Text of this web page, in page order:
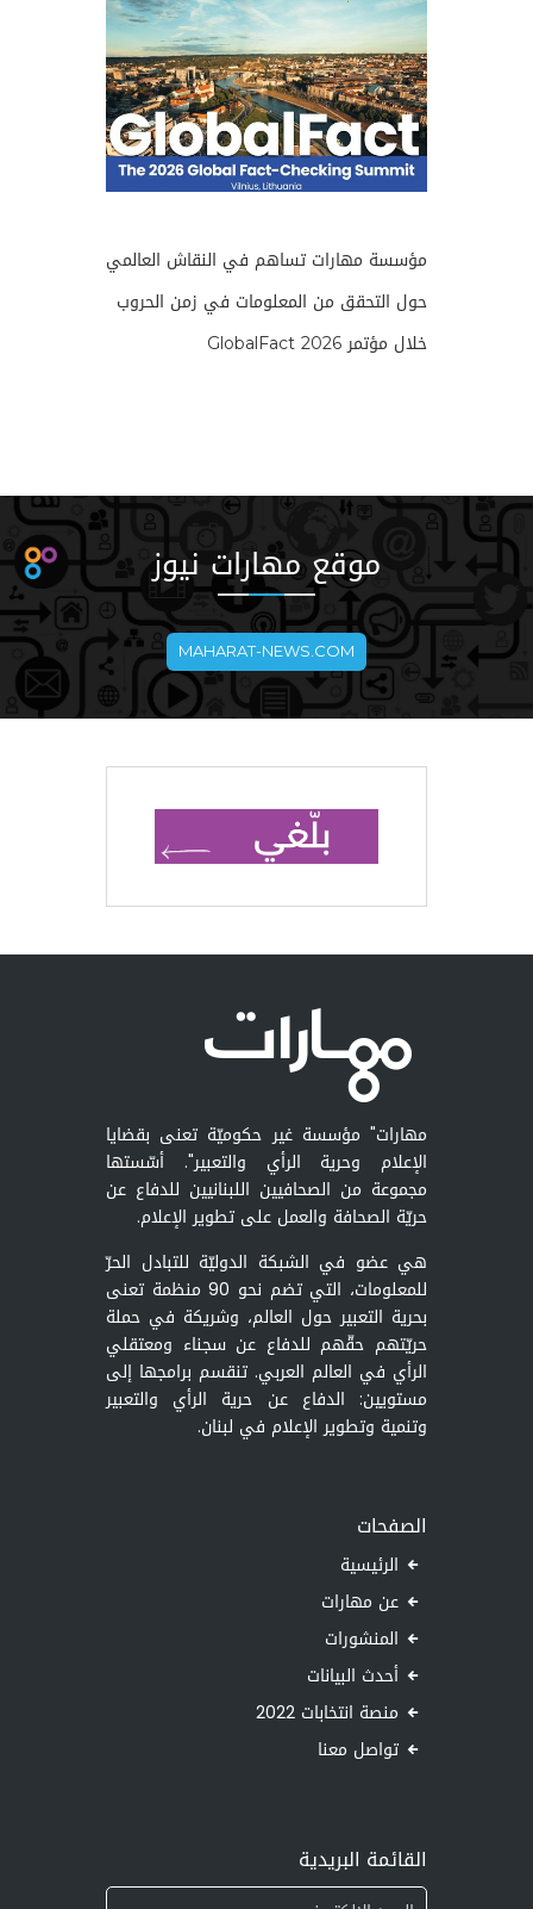
مؤسسة مهارات تساهم في النقاش العالمي
حول التحقق من المعلومات في زمن الحروب
خلال مؤتمر GlobalFact 2026
موقع مهارات نيوز
MAHARAT-NEWS.COM
مهارات" مؤسسة غير حكوميّة تعنى بقضايا
الإعلام وحرية الرأي والتعبير". أسّستها
مجموعة من الصحافيين اللبنانيين للدفاع عن
حريّة الصحافة والعمل على تطوير الإعلام.
هي عضو في الشبكة الدوليّة للتبادل الحرّ
للمعلومات، التي تضم نحو 90 منظمة تعنى
بحرية التعبير حول العالم، وشريكة في حملة
حريّتهم حقّهم للدفاع عن سجناء ومعتقلي
الرأي في العالم العربي. تنقسم برامجها إلى
مستويين: الدفاع عن حرية الرأي والتعبير
وتنمية وتطوير الإعلام في لبنان.
الصفحات
الرئيسية
عن مهارات
المنشورات
أحدث البيانات
منصة انتخابات 2022
تواصل معنا
القائمة البريدية